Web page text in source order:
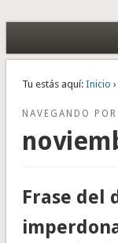
Tu estás aquí: Inicio
NAVEGANDO
Frase del